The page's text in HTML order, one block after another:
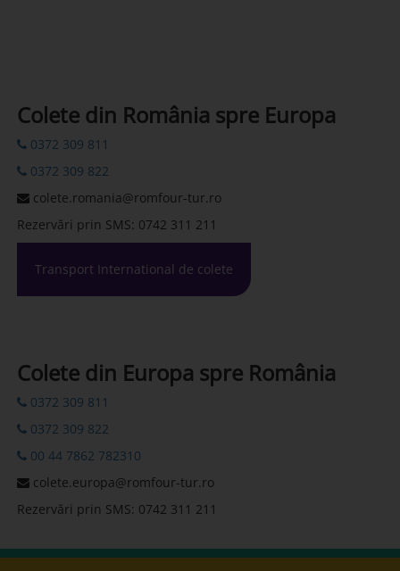
Colete din România spre Europa
0372 309 811
0372 309 822
colete.romania@romfour-tur.ro
Rezervări prin SMS: 0742 311 211
Transport International de colete
Colete din Europa spre România
0372 309 811
0372 309 822
00 44 7862 782310
colete.europa@romfour-tur.ro
Rezervări prin SMS: 0742 311 211